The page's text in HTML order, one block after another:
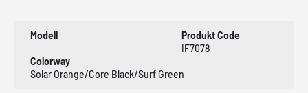
Modell
Produkt Code
IF7078
Colorway
Solar Orange/Core Black/Surf Green